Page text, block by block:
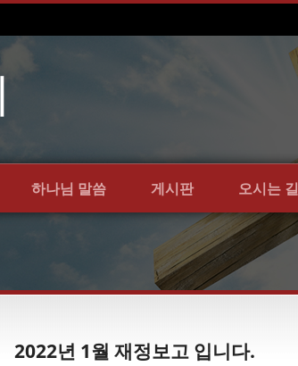
하나님 말씀 게시판 오시는 길
2022년 1월 재정보고 입니다.